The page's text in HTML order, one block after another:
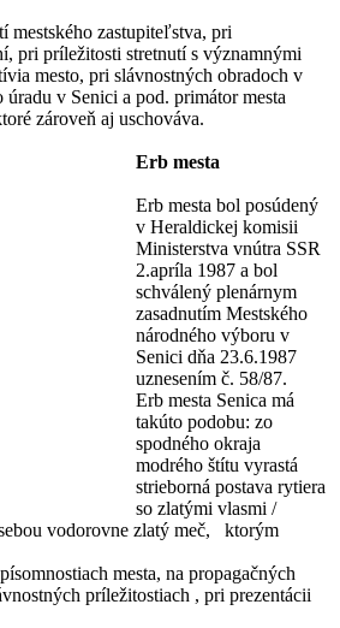
mestského zastupiteľstva, pri
pri príležitosti stretnutí s významnými
mesto, pri slávnostných obradoch v
úradu v Senici a pod. primátor mesta
zároveň aj uschováva.
Erb mesta
Erb mesta bol posúdený
v Heraldickej komisii
Ministerstva vnútra SSR
2.apríla 1987 a bol
schválený plenárnym
zasadnutím Mestského
národného výboru v
Senici dňa 23.6.1987
uznesením č. 58/87.
Erb mesta Senica má
takúto podobu: zo
spodného okraja
modrého štítu vyrastá
strieborná postava rytiera
so zlatými vlasmi /
vodorovne zlatý meč, ktorým
mesta, na propagačných
príležitostiach , pri prezentácii